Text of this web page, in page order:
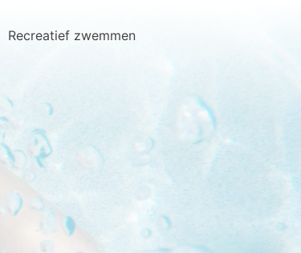
Recreatief zwemmen
for: